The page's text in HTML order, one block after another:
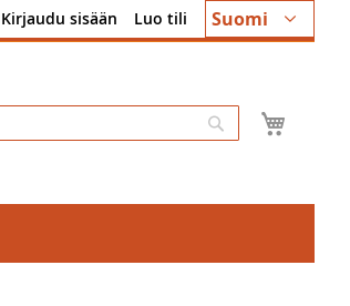
Kieli
Suomi
Kirjaudu sisään Luo tili
Hae